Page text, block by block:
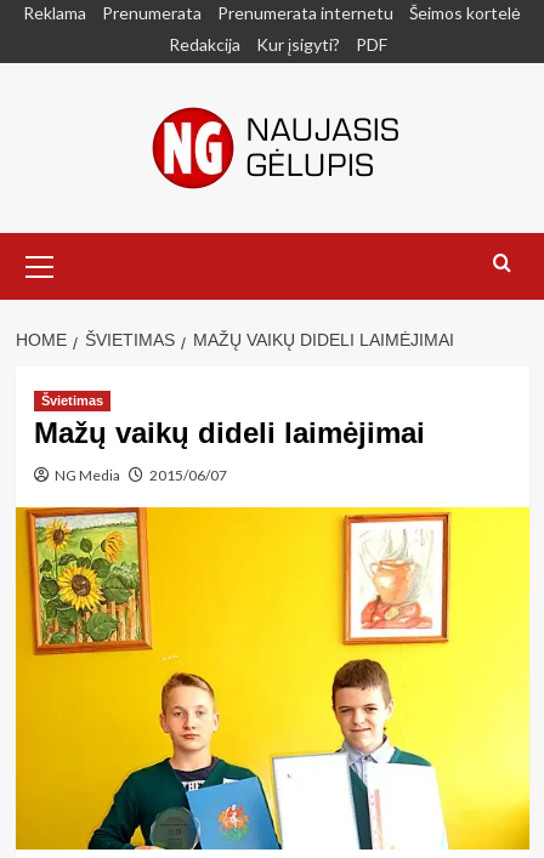
SkipReklama Prenumerata Prenumerata internetu
Šeimos kortelė
Redakcija
Kur įsigyti? PDF
Menu
HOME ŠVIETIMAS MAŽŲ VAIKŲ DIDELI LAIMĖJIMAI
Švietimas
Mažų vaikų dideli laimėjimai
NG Media 2015/06/07